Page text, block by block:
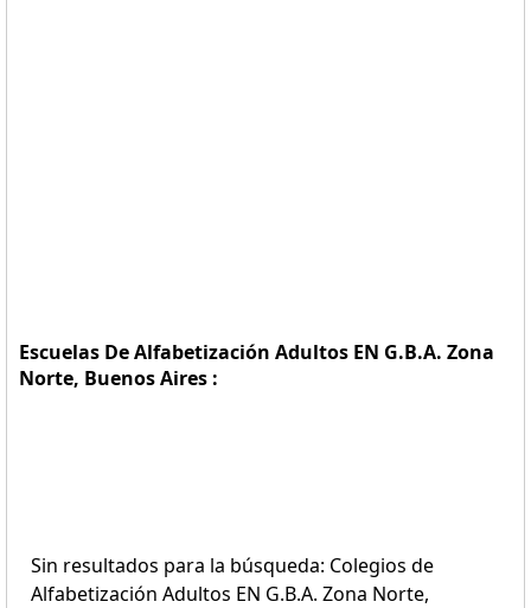
Escuelas De Alfabetización Adultos EN G.B.A. Zona
Norte, Buenos Aires :
Sin resultados para la búsqueda: Colegios de
Alfabetización Adultos EN G.B.A. Zona Norte,